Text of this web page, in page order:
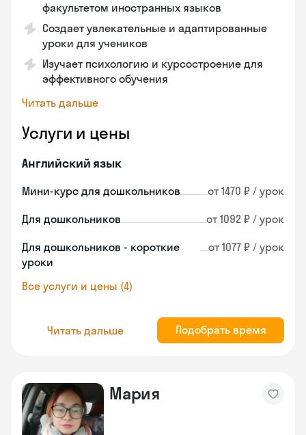
факультетом иностранных языков
Создает увлекательные и адаптированные
уроки для учеников
Изучает психологию и курсостроение для
эффективного обучения
Читать дальше
Услуги и цены
Английский язык
Мини-курс для дошкольников от 1470 ₽ / урок
Для дошкольников от 1092 ₽ / урок
Для дошкольников - короткие
уроки
от 1077 ₽ / урок
Все услуги и цены (4)
Читать дальше Подобрать время
Мария